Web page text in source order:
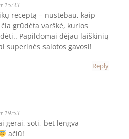
15:33
receptą – nustebau, kaip
grūdėta varškė, kurios
Papildomai dėjau laiškinių
superinės salotos gavosi!
Reply
19:53
gerai, soti, bet lengva
ačiū!